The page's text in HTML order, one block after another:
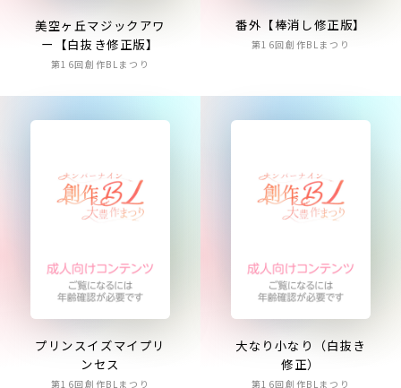
美空ヶ丘マジックアワ
ー【白抜き修正版】
第16回創作BLまつり
番外【棒消し修正版】
第16回創作BLまつり
プリンスイズマイプリ
ンセス
第16回創作BLまつり
大なり小なり（白抜き
修正）
第16回創作BLまつり